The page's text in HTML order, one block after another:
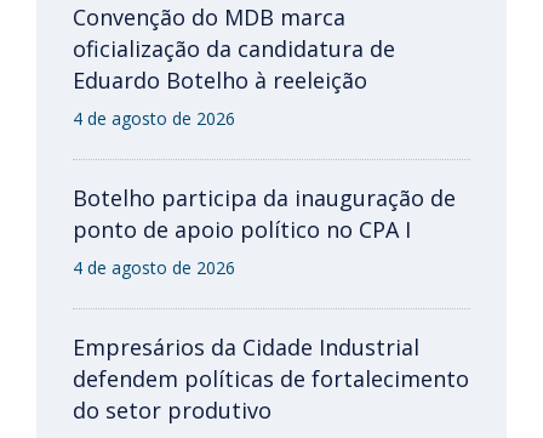
Convenção do MDB marca
oficialização da candidatura de
Eduardo Botelho à reeleição
4 de agosto de 2026
Botelho participa da inauguração de
ponto de apoio político no CPA I
4 de agosto de 2026
Empresários da Cidade Industrial
defendem políticas de fortalecimento
do setor produtivo